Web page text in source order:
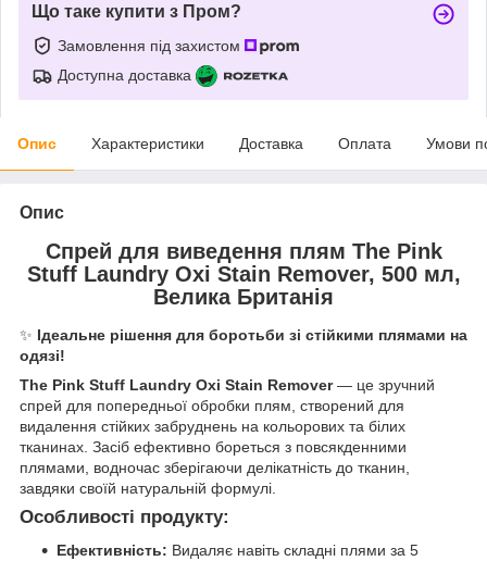
Що таке купити з Пром?
Замовлення під захистом
Доступна доставка
Опис Характеристики Доставка Оплата Умови
Опис
Спрей для виведення плям The Pink
Stuff Laundry Oxi Stain Remover, 500 мл,
Велика Британія
✨ Ідеальне рішення для боротьби зі стійкими плямами на
одязі!
The Pink Stuff Laundry Oxi Stain Remover— це зручний
спрей для попередньої обробки плям, створений для
видалення стійких забруднень на кольорових та білих
тканинах. Засіб ефективно бореться з повсякденними
плямами, водночас зберігаючи делікатність до тканин,
завдяки своїй натуральній формулі.
Особливості продукту:
Ефективність: Видаляє навіть складні плями за 5